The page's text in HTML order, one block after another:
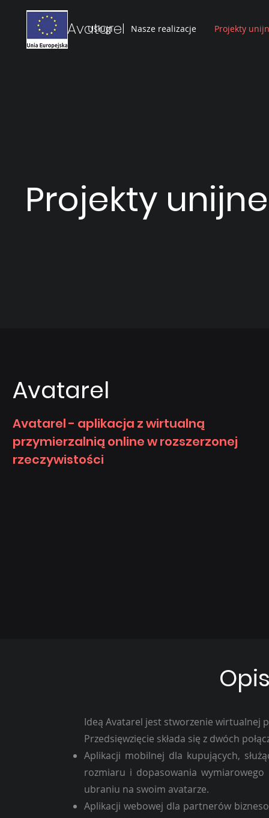
Avatarel
Usługi Nasze realizacje Projekty
Projekty unijne
Avatarel
Avatarel - aplikacja z wirtualną
przymierzalnią online w rozszerzonej
rzeczywistości
Ideą Avatarel jest stworzenie wirtualnej
Przedsięwzięcie składa się z dwóch
Aplikacji mobilnej dla kupujących,
rozmiaru i dopasowania
ubraniu na swoim avatarze.
Aplikacji webowej dla partnerów